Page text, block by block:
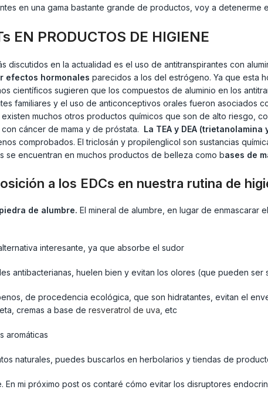
en una gama bastante grande de productos, voy a
EN PRODUCTOS DE HIGIENE
discutidos en la actualidad es el uso de antitranspirantes con
efectos hormonales parecidos a los del estrógeno. Ya que esta
científicos sugieren que los compuestos de aluminio en los
familiares y el uso de anticonceptivos orales fueron asociados
muchos otros productos químicos que son de alto riesgo,
cáncer de mama y de próstata. La TEA y DEA
comprobados. El triclosán y propilenglicol son sustancias
se encuentran en muchos productos de belleza como bases de
a los EDCs en nuestra rutina de
piedra de alumbre. El mineral de alumbre, en lugar de
interesante, ya que absorbe el sudor
antibacterianas, huelen bien y evitan los olores (que pueden
de procedencia ecológica, que son hidratantes, evitan el
cremas a base de resveratrol de uva , etc
aromáticas
naturales, puedes buscarlos en herbolarios y tiendas de
En mi próximo post os contaré cómo evitar los disruptores